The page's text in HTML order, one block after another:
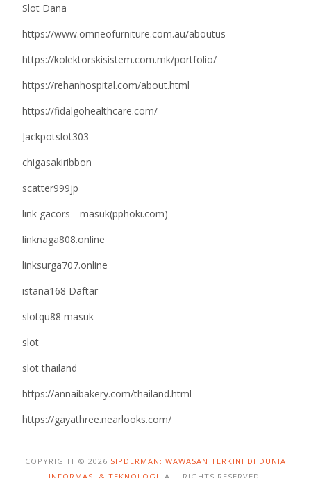
Slot Dana
https://www.omneofurniture.com.au/aboutus
https://kolektorskisistem.com.mk/portfolio/
https://rehanhospital.com/about.html
https://fidalgohealthcare.com/
Jackpotslot303
chigasakiribbon
scatter999jp
link gacors --masuk(pphoki.com)
linknaga808.online
linksurga707.online
istana168 Daftar
slotqu88 masuk
slot
slot thailand
https://annaibakery.com/thailand.html
https://gayathree.nearlooks.com/
COPYRIGHT © 2026 SIPDERMAN: WAWASAN TERKINI DI DUNIA